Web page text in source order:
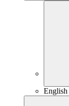
English